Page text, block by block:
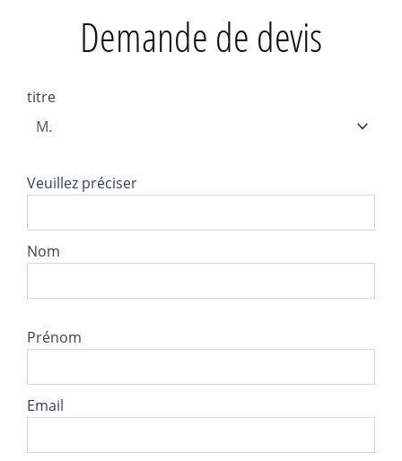
Demande de devis
titre
Veuillez préciser
Nom
Prénom
Email